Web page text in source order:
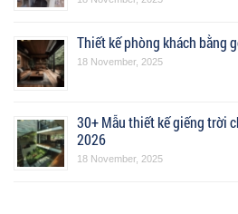
Thiết kế phòng khách bằng
18 November, 2025
30+ Mẫu thiết kế giếng trời
2026
18 November, 2025